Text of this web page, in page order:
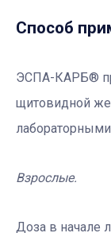
Способ
ЭСПА-КАРБ®
щитовидной
лабораторными
Взрослые.
Доза в начале